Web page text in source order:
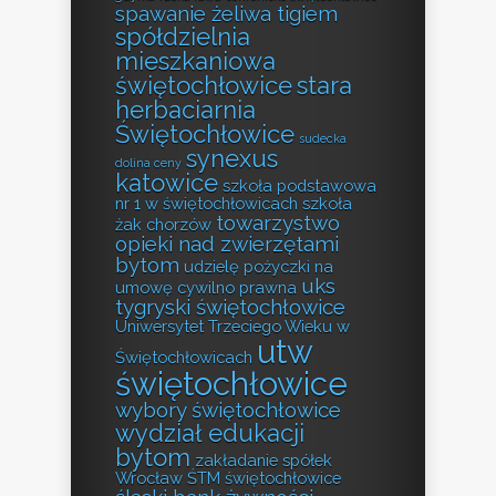
spawanie żeliwa tigiem
spółdzielnia
mieszkaniowa
świętochłowicestara
herbaciarnia
Świętochłowice sudecka
dolina ceny synexus
katowice szkoła podstawowa
nr 1 w świętochłowicach szkoła
żak chorzów towarzystwo
opieki nad zwierzętami
bytom udzielę pożyczki na
umowę cywilno prawna uks
tygryski świętochłowice
Uniwersytet Trzeciego Wieku w
Świętochłowicach utw
świętochłowice
wybory świętochłowice
wydział edukacji
bytom zakładanie spółek
Wrocław ŚTM świętochłowice